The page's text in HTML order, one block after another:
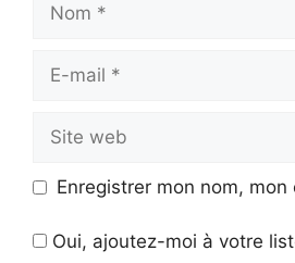
mail
web
Enregistrer mon nom,
Oui, ajoutez-moi à votre